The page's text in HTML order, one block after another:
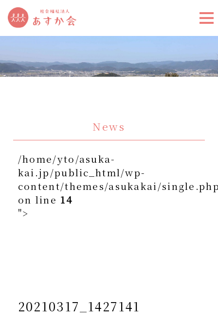
News
/home/yto/asuka-
kai.jp/public_html/wp-
content/themes/asukakai/
on line 14
">
20210317_1427141